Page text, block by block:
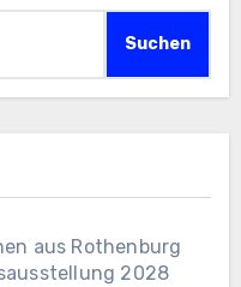
aus Rothenburg
2028